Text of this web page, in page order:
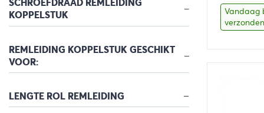
SCHROEFDRAAD REMLEIDING
KOPPELSTUK
REMLEIDING KOPPELSTUK GESCHIKT
VOOR:
LENGTE ROL REMLEIDING
Vandaag
verzonden
Bekijk